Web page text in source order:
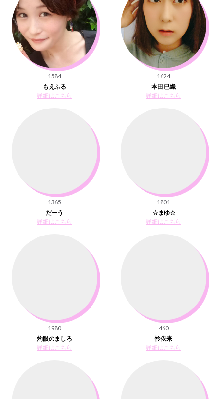
1584
もえふる
詳細はこちら
1624
本田 已織
詳細はこちら
1365
だーう
詳細はこちら
1801
☆まゆ☆
詳細はこちら
1980
灼眼のましろ
詳細はこちら
460
怜依来
詳細はこちら